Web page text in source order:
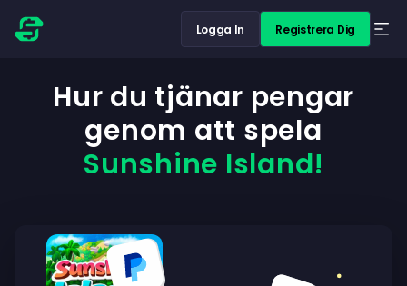
Logga In Registrera Dig
Hur du tjänar pengar
genom att spela
Sunshine Island!